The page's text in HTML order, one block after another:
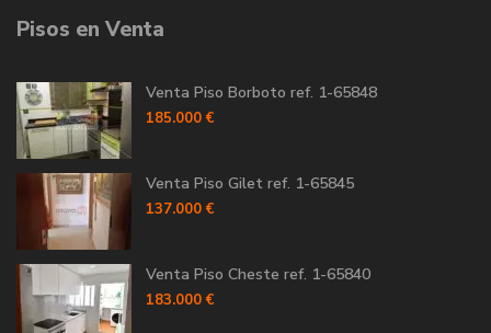
Pisos en Venta
Venta Piso Borboto ref. 1-65848
185.000 €
Venta Piso Gilet ref. 1-65845
137.000 €
Venta Piso Cheste ref. 1-65840
183.000 €